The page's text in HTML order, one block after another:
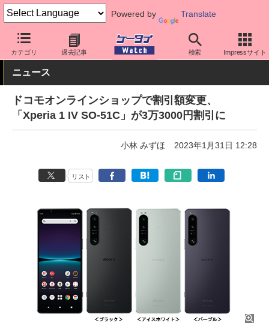
Powered by Translate
カテゴリ 過去記事 検索 Impressサイト
ケータイ Watch キャリア ドコモ スマホ・ケータイ
ニュース
ドコモオンラインショップで割引額変更、
「Xperia 1 IV SO-51C」が3万3000円割引に
小林 みずほ 2023年1月31日 12:28
リスト